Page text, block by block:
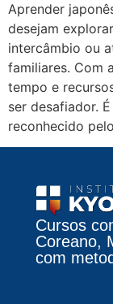
Aprender
desejam
intercâmbio ou
familiares. Com
tempo e
ser desafiador.
reconhecido
Cursos
Coreano,
com